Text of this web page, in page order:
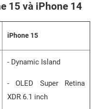
15 và iPhone 14
iPhone 15
- Dynamic Island
- OLED Super Retina
XDR 6.1 inch